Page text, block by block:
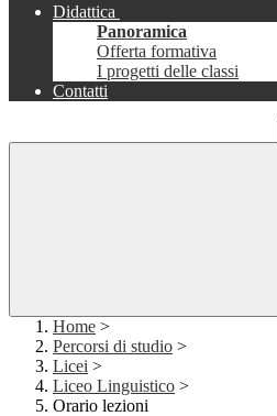
Didattica
Panoramica
Offerta formativa
I progetti delle classi
Contatti
Home >
Percorsi di studio >
Licei >
Liceo Linguistico >
Orario lezioni